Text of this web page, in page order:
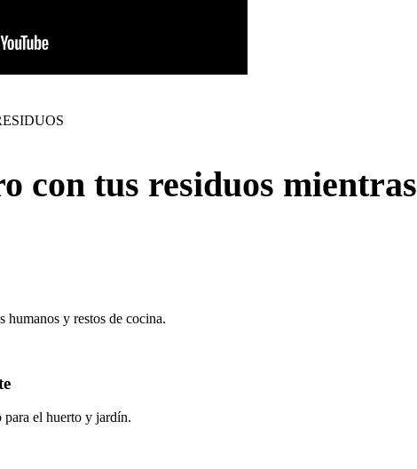
con tus residuos mientras
humanos y restos de cocina.
el huerto y jardín.